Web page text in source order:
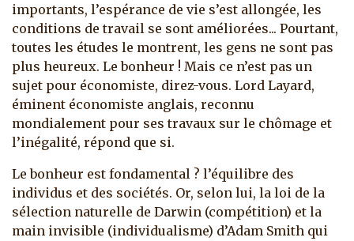
importants, l’espérance de vie s’est allongée, les
conditions de travail se sont améliorées... Pourtant,
toutes les études le montrent, les gens ne sont pas
plus heureux. Le bonheur ! Mais ce n’est pas un
sujet pour économiste, direz-vous. Lord Layard,
éminent économiste anglais, reconnu
mondialement pour ses travaux sur le chômage et
l’inégalité, répond que si.
Le bonheur est fondamental ? l’équilibre des
individus et des sociétés. Or, selon lui, la loi de la
sélection naturelle de Darwin (compétition) et la
main invisible (individualisme) d’Adam Smith qui